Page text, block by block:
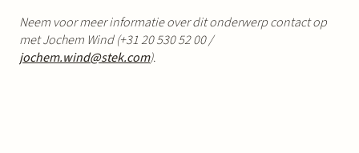
Neem voor meer informatie over dit onderwerp contact op
met Jochem Wind (+31 20 530 52 00 /
jochem.wind@stek.com).